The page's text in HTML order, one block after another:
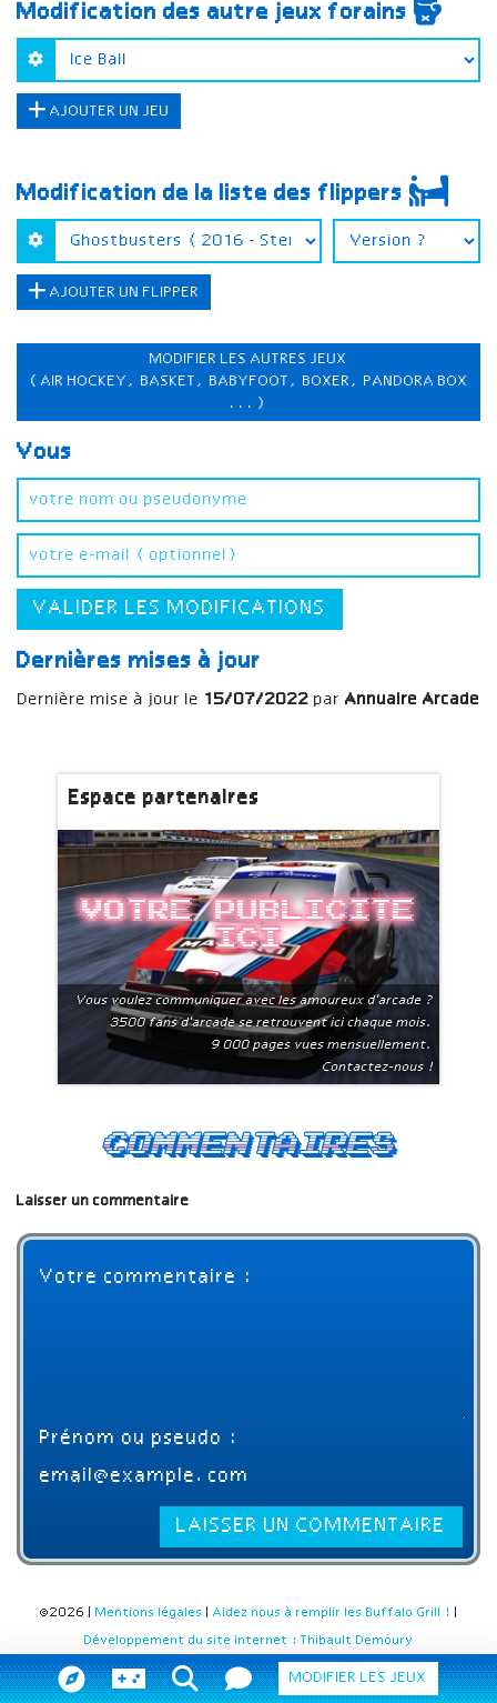
Modification des autre jeux forains
AJOUTER UN JEU
Modification de la liste des flippers
AJOUTER UN FLIPPER
MODIFIER LES AUTRES JEUX
(AIR HOCKEY, BASKET, BABYFOOT, BOXER, PANDORA BOX
...)
Vous
VALIDER LES MODIFICATIONS
Dernières mises à jour
Dernière mise à jour le 15/07/2022 par Annuaire Arcade
Espace partenaires
Votre publicite
ici
Vous voulez communiquer avec les amoureux d'arcade ?
3500 fans d'arcade se retrouvent ici chaque mois.
9 000 pages vues mensuellement.
Contactez-nous !
Commentaires
Laisser un commentaire
©2026 | Mentions légales Aidez nous à remplir les Buffalo Grill !
Développement du site internet : Thibault Demoury
MODIFIER LES JEUX